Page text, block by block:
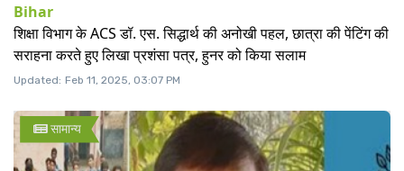
Bihar
शिक्षा विभाग के ACS डॉ. एस. सिद्धार्थ की अनोखी पहल, छात्रा की पेंटिंग की
सराहना करते हुए लिखा प्रशंसा पत्र, हुनर को किया सलाम
Updated: Feb 11, 2025, 03:07 PM
सामान्य